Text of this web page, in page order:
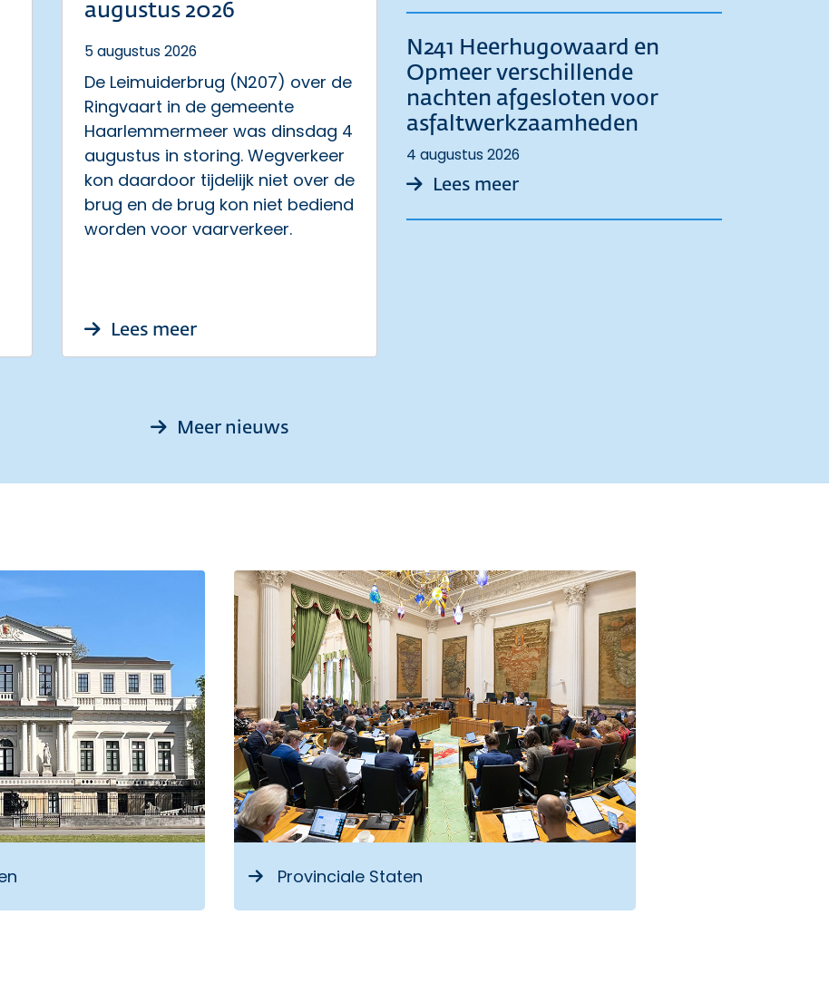
deel N201 op 13-17 augustus en 20-24 augustus 2026
augustus 2026
5 augustus 2026
De Leimuiderbrug (N207) over de
Ringvaart in de gemeente
Haarlemmermeer was dinsdag 4
augustus in storing. Wegverkeer
kon daardoor tijdelijk niet over de
brug en de brug kon niet bediend
worden voor vaarverkeer.
Lees meerover [Update 6 augustus 2026] Storing Leimuiderbrug 4 augustus 2026
N241 Heerhugowaard en
Opmeer verschillende
nachten afgesloten voor
asfaltwerkzaamheden
4 augustus 2026
Lees meerover N241 Heerhugowaard en
Meer nieuws
Provinciale Staten